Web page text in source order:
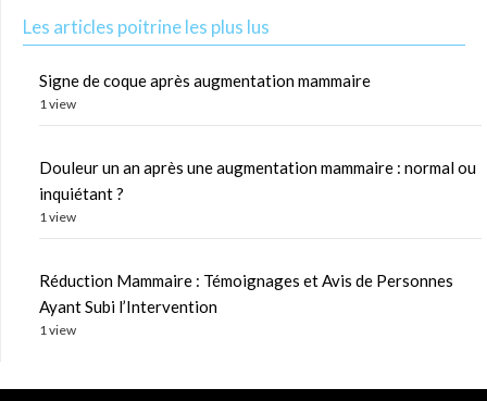
Les articles poitrine les plus lus
Signe de coque après augmentation mammaire
1 view
Douleur un an après une augmentation mammaire : normal ou
inquiétant ?
1 view
Réduction Mammaire : Témoignages et Avis de Personnes
Ayant Subi l’Intervention
1 view